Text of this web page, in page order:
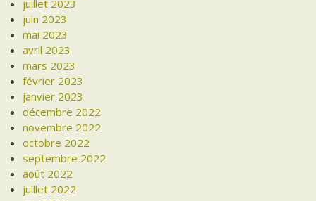
juillet 2023
juin 2023
mai 2023
avril 2023
mars 2023
février 2023
janvier 2023
décembre 2022
novembre 2022
octobre 2022
septembre 2022
août 2022
juillet 2022